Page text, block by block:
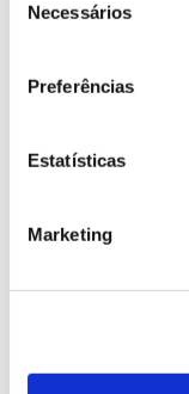
Necessários
Preferências
Estatísticas
Marketing
Registar
cidadãos
Natureza e